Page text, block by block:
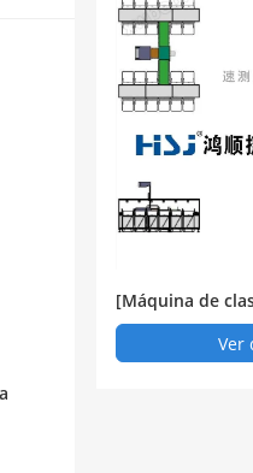
[Máquina de
a] Sistema de
ca de 22 portas
Ver